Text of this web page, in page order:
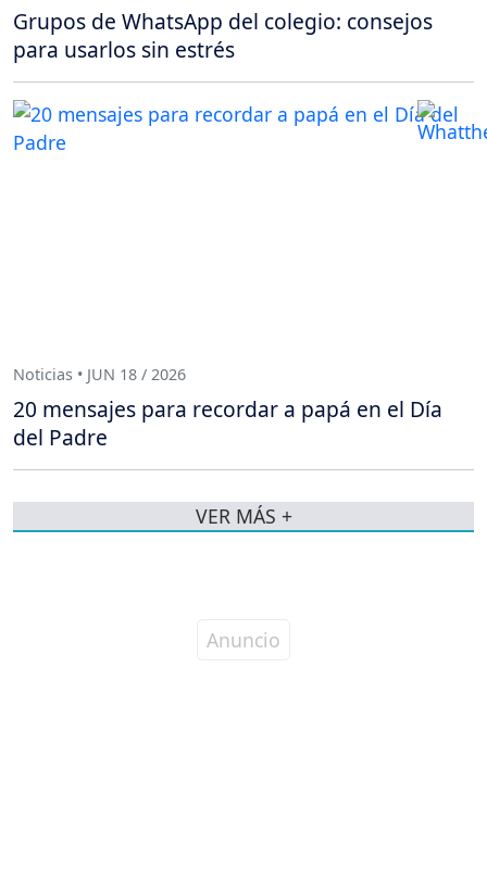
Grupos de WhatsApp del colegio: consejos
para usarlos sin estrés
Noticias • JUN 18 / 2026
20 mensajes para recordar a papá en el Día
del Padre
VER MÁS +